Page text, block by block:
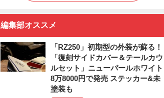
編集部オススメ
「RZ250」初期型の外装が蘇る！
「復刻サイドカバー＆テールカウ
ルセット」ニューパールホワイト
8万8000円で発売 ステッカー&未
塗装も